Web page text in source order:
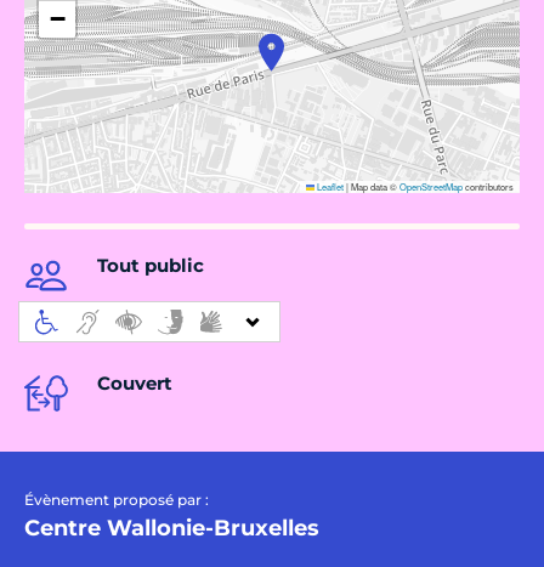
−
Leaflet|Map data ©OpenStreetMapcontributors
Tout public
Couvert
Évènement proposé par :
Centre Wallonie-Bruxelles